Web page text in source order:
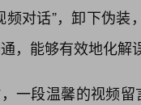
频对话”，卸下伪
，能够有效地化解
一段温馨的视频